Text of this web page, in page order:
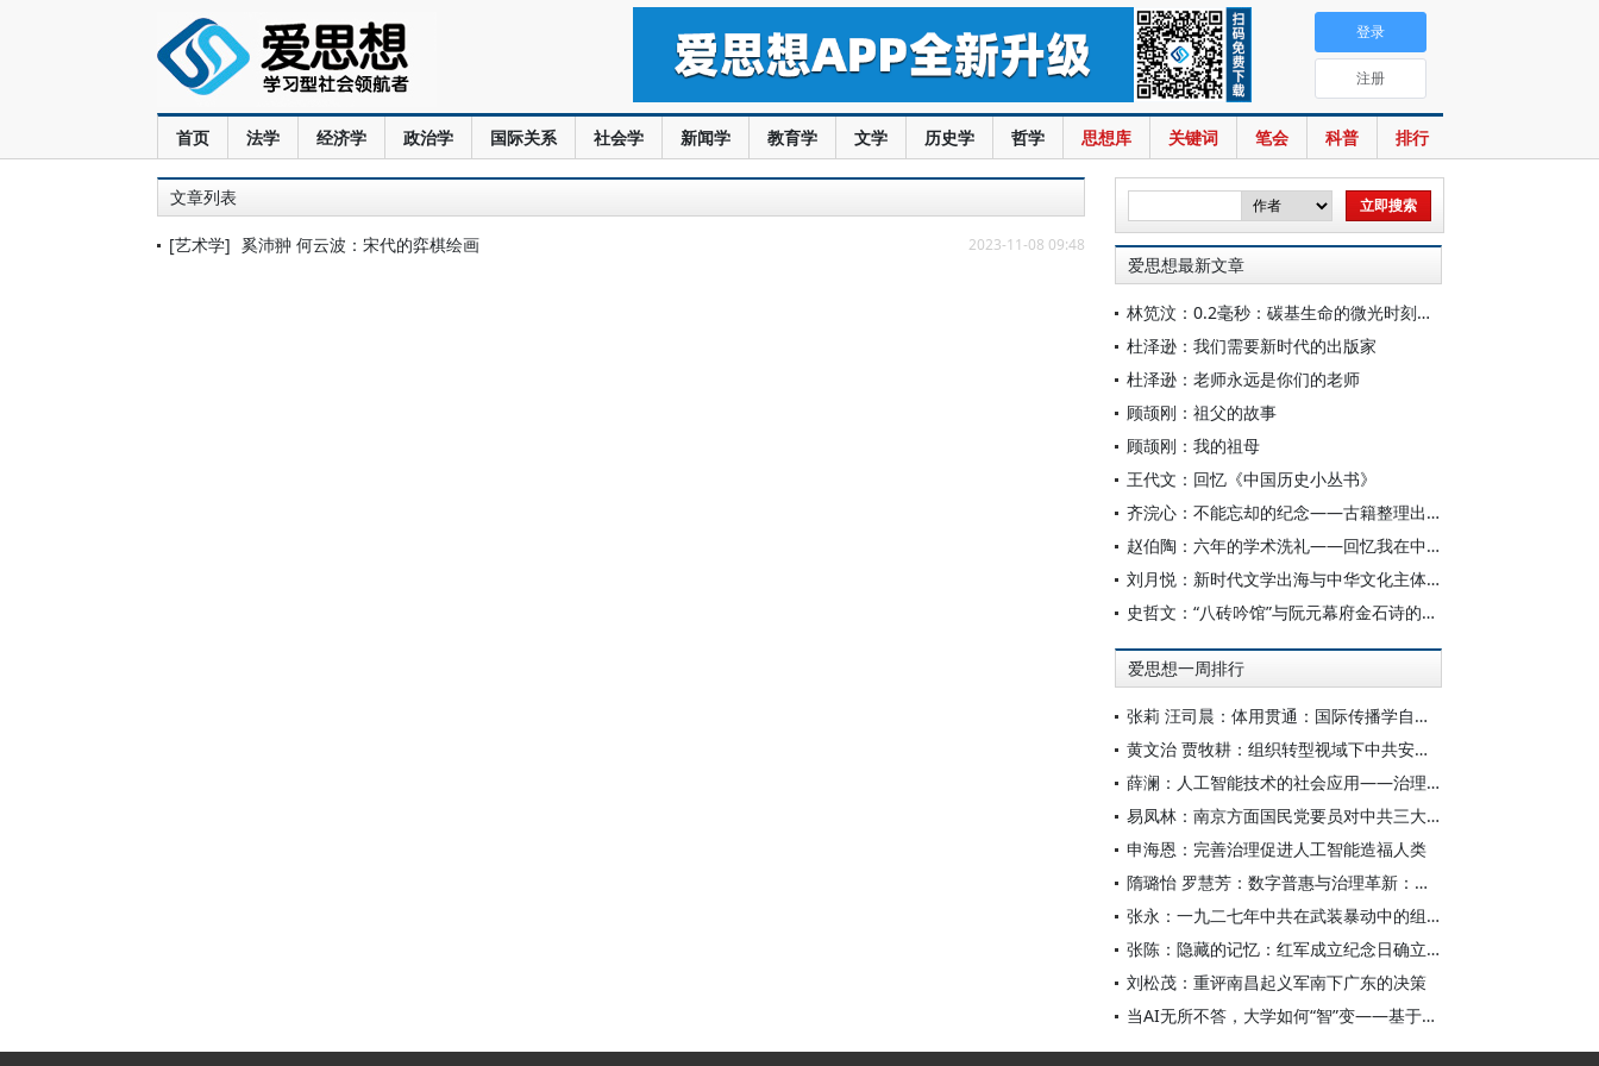
首页 法学 经济学 政治学 国际关系 社会学 新闻学 教育学 文学 历史学 哲学 思想库 关键词 笔会 科普 排行
登录
注册
文章列表
[艺术学] 奚沛翀 何云波：宋代的弈棋绘画 2023-11-08 09:48
爱思想最新文章
林笕汶：0.2毫秒：碳基生命的微光时刻——读邵春堡《未来人类：科技拓展无限可能》
杜泽逊：我们需要新时代的出版家
杜泽逊：老师永远是你们的老师
顾颉刚：祖父的故事
顾颉刚：我的祖母
王代文：回忆《中国历史小丛书》
齐浣心：不能忘却的纪念——古籍整理出版规划小组成立六十载记
赵伯陶：六年的学术洗礼——回忆我在中华书局的日子
刘月悦：新时代文学出海与中华文化主体性建构
史哲文：“八砖吟馆”与阮元幕府金石诗的学人品格、诗学祈向
爱思想一周排行
张莉 汪司晨：体用贯通：国际传播学自主知识体系的建构逻辑与学科交叉进路
黄文治 贾牧耕：组织转型视域下中共安徽省临时委员会的“两建两废”（1927—1931）
薛澜：人工智能技术的社会应用——治理挑战
易凤林：南京方面国民党要员对中共三大起义的反应
申海恩：完善治理促进人工智能造福人类
隋璐怡 罗慧芳：数字普惠与治理革新：中国人工智能赋能全球南方发展
张永：一九二七年中共在武装暴动中的组织转型
张陈：隐藏的记忆：红军成立纪念日确立前中共对南昌起义的纪念
刘松茂：重评南昌起义军南下广东的决策
当AI无所不答，大学如何“智”变——基于全国400余所高校本科生AI使用情况的调查与思考